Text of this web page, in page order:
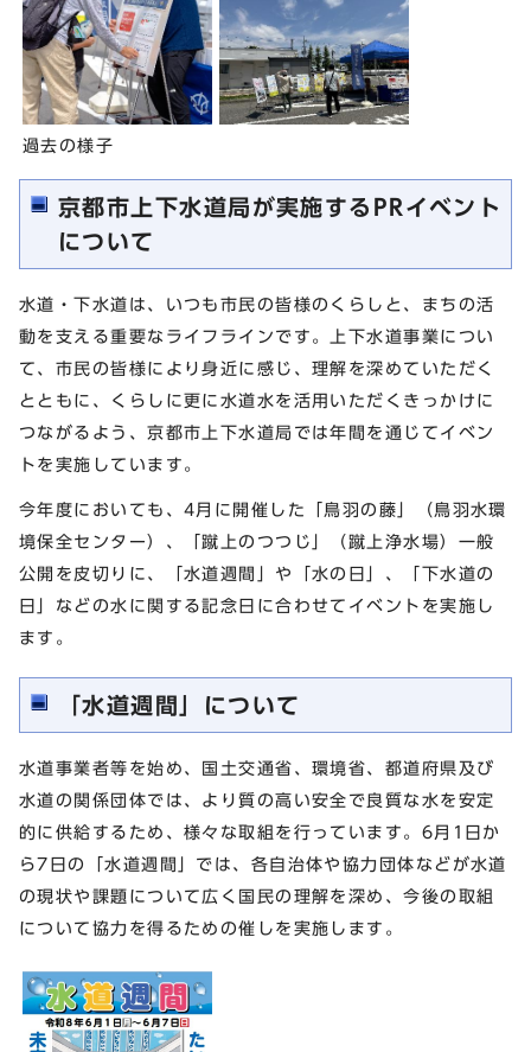
過去の様子
京都市上下水道局が実施するPRイベント
について
水道・下水道は、いつも市民の皆様のくらしと、まちの活
動を支える重要なライフラインです。上下水道事業につい
て、市民の皆様により身近に感じ、理解を深めていただく
とともに、くらしに更に水道水を活用いただくきっかけに
つながるよう、京都市上下水道局では年間を通じてイベン
トを実施しています。
今年度においても、4月に開催した「鳥羽の藤」（鳥羽水環
境保全センター）、「蹴上のつつじ」（蹴上浄水場）一般
公開を皮切りに、「水道週間」や「水の日」、「下水道の
日」などの水に関する記念日に合わせてイベントを実施し
ます。
「水道週間」について
水道事業者等を始め、国土交通省、環境省、都道府県及び
水道の関係団体では、より質の高い安全で良質な水を安定
的に供給するため、様々な取組を行っています。6月1日か
ら7日の「水道週間」では、各自治体や協力団体などが水道
の現状や課題について広く国民の理解を深め、今後の取組
について協力を得るための催しを実施します。